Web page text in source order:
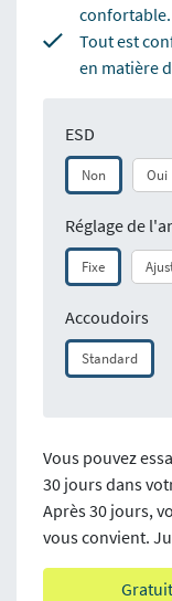
confortable.
Tout est
en matière
ESD
Non Oui
Réglage de
Fixe
Accoudoirs
Standard
Vous pouvez
30 jours dans
Après 30 jours,
vous convient.